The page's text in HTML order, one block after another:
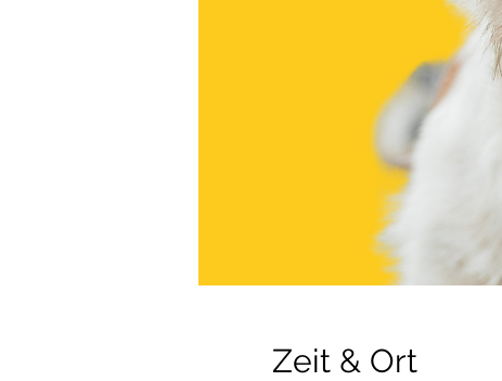
Zeit & Ort